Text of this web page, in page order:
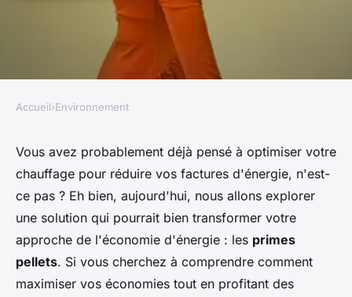
Maximisez les économies
d'énergie : découvrez les
primes pellets
Louis•5 février 2025•5 min de lecture
Accueil›Environnement
Vous avez probablement déjà pensé à optimiser votre
chauffage pour réduire vos factures d'énergie, n'est-
ce pas ? Eh bien, aujourd'hui, nous allons explorer
une solution qui pourrait bien transformer votre
approche de l'économie d'énergie : les primes
pellets. Si vous cherchez à comprendre comment
maximiser vos économies tout en profitant des